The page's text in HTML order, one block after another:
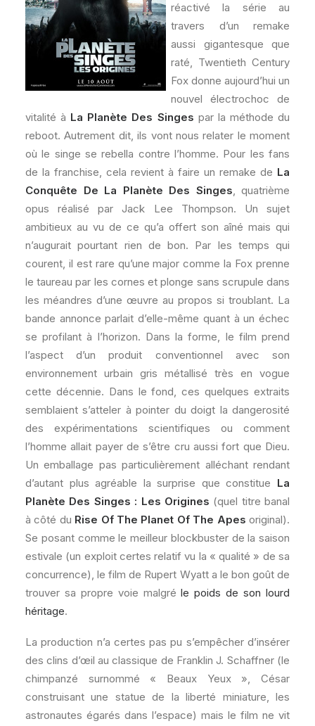
réactivé la série au
travers d’un remake
aussi gigantesque que
raté, Twentieth Century
Fox donne aujourd’hui un
nouvel électrochoc de
vitalité à La Planète Des Singes par la méthode du
reboot. Autrement dit, ils vont nous relater le moment
où le singe se rebella contre l’homme. Pour les fans
de la franchise, cela revient à faire un remake de La
Conquête De La Planète Des Singes, quatrième
opus réalisé par Jack Lee Thompson. Un sujet
ambitieux au vu de ce qu’a offert son aîné mais qui
n’augurait pourtant rien de bon. Par les temps qui
courent, il est rare qu’une major comme la Fox prenne
le taureau par les cornes et plonge sans scrupule dans
les méandres d’une œuvre au propos si troublant. La
bande annonce parlait d’elle-même quant à un échec
se profilant à l’horizon. Dans la forme, le film prend
l’aspect d’un produit conventionnel avec son
environnement urbain gris métallisé très en vogue
cette décennie. Dans le fond, ces quelques extraits
semblaient s’atteler à pointer du doigt la dangerosité
des expérimentations scientifiques ou comment
l’homme allait payer de s’être cru aussi fort que Dieu.
Un emballage pas particulièrement alléchant rendant
d’autant plus agréable la surprise que constitue La
Planète Des Singes : Les Origines (quel titre banal
à côté du Rise Of The Planet Of The Apes original).
Se posant comme le meilleur blockbuster de la saison
estivale (un exploit certes relatif vu la « qualité » de sa
concurrence), le film de Rupert Wyatt a le bon goût de
trouver sa propre voie malgréle poids de son lourd
héritage.
La production n’a certes pas pu s’empêcher d’insérer
des clins d’œil au classique de Franklin J. Schaffner (le
chimpanzé surnommé « Beaux Yeux », César
construisant une statue de la liberté miniature, les
astronautes égarés dans l’espace) mais le film ne vit